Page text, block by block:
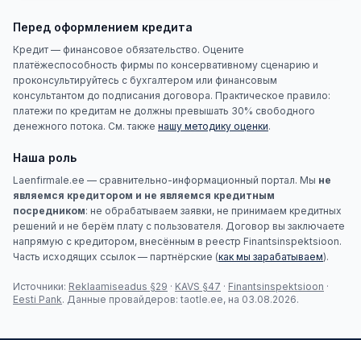
Перед оформлением кредита
Кредит — финансовое обязательство. Оцените
платёжеспособность фирмы по консервативному сценарию и
проконсультируйтесь с бухгалтером или финансовым
консультантом до подписания договора. Практическое правило:
платежи по кредитам не должны превышать 30% свободного
денежного потока. См. также нашу методику оценки.
Наша роль
Laenfirmale.ee — сравнительно-информационный портал. Мы не
являемся кредитором и не являемся кредитным
посредником: не обрабатываем заявки, не принимаем кредитных
решений и не берём плату с пользователя. Договор вы заключаете
напрямую с кредитором, внесённым в реестр Finantsinspektsioon.
Часть исходящих ссылок — партнёрские (как мы зарабатываем).
Источники: Reklaamiseadus §29 · KAVS §47 · Finantsinspektsioon ·
Eesti Pank. Данные провайдеров: taotle.ee, на 03.08.2026.